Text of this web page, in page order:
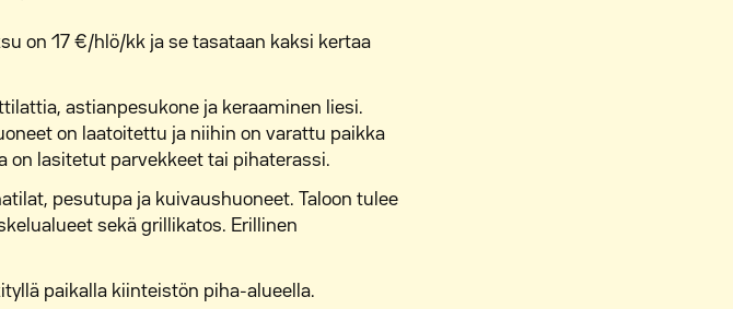
on 17 €/hlö/kk ja se tasataan kaksi kertaa
astianpesukone ja keraaminen liesi.
on laatoitettu ja niihin on varattu paikka
on lasitetut parvekkeet tai pihaterassi.
pesutupa ja kuivaushuoneet. Taloon tulee
sekä grillikatos. Erillinen
paikalla kiinteistön piha-alueella.